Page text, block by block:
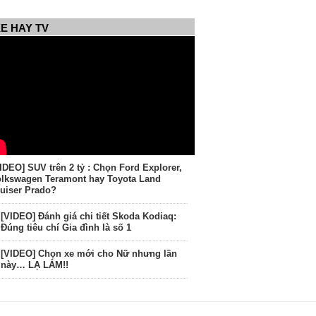
HAY TV
SUV trên 2 tỷ : Chọn Ford Explorer,
Teramont hay Toyota Land
Prado?
[VIDEO] Đánh giá chi tiết Skoda Kodiaq:
Đúng tiêu chí Gia đình là số 1
[VIDEO] Chọn xe mới cho Nữ nhưng lần
này… LẠ LẮM!!